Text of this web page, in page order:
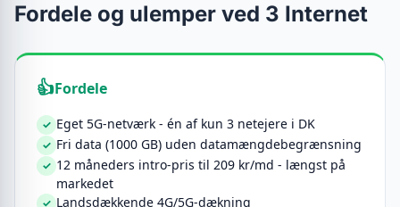
Fordele og ulemper ved 3 Internet
Fordele
✓ Eget 5G-netværk - én af kun 3 netejere i DK
✓ Fri data (1000 GB) uden datamængdebegrænsning
✓ 12 måneders intro-pris til 209 kr/md - længst på
markedet
✓ Landsdækkende 4G/5G-dækning